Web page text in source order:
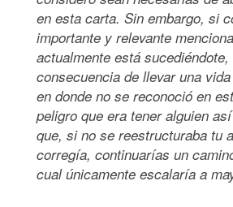
en esta carta. Sin embargo, si
importante y relevante
actualmente está sucediéndote,
consecuencia de llevar una
en donde no se reconoció en
peligro que era tener alguien
que, si no se reestructuraba tu
corregía, continuarías un
cual únicamente escalaría a